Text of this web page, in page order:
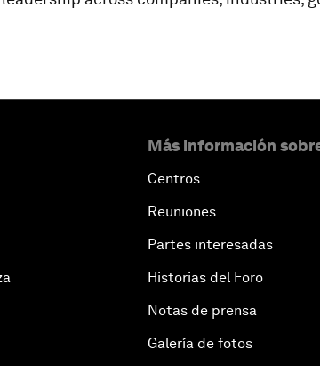
Más información
Centros
Reuniones
Partes interesadas
Historias del Foro
Notas de prensa
Galería de fotos